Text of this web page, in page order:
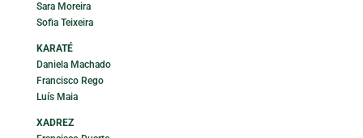
Sara Moreira
Sofia Teixeira
KARATÉ
Daniela Machado
Francisco Rego
Luís Maia
XADREZ